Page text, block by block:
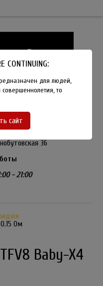
92
Vapeshop
36
- 21:00
Ом
Baby-X4
CONTINUING:
для людей,
совершеннолетия, то
сайт